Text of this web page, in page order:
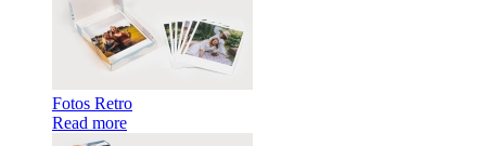
Fotos Retro
Read more